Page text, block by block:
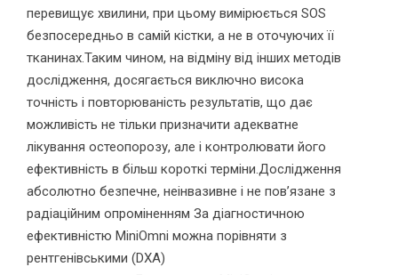
перевищує хвилини, при цьому вимірюється SOS
безпосередньо в самій кістки, а не в оточуючих її
тканинах.Таким чином, на відміну від інших методів
дослідження, досягається виключно висока
точність і повторюваність результатів, що дає
можливість не тільки призначити адекватне
лікування остеопорозу, але і контролювати його
ефективність в більш короткі терміни.Дослідження
абсолютно безпечне, неінвазивне і не пов’язане з
радіаційним опроміненням За діагностичною
ефективністю MiniOmni можна порівняти з
рентгенівськими (DXA)